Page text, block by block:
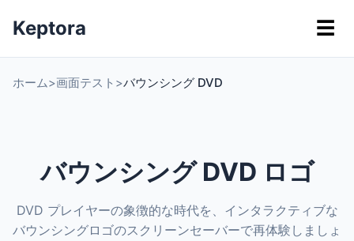
Keptora ☰
ホーム>画面テスト >バウンシング DVD
バウンシング DVD ロゴ
DVD プレイヤーの象徴的な時代を、インタラクティブな
バウンシングロゴのスクリーンセーバーで再体験しましょ